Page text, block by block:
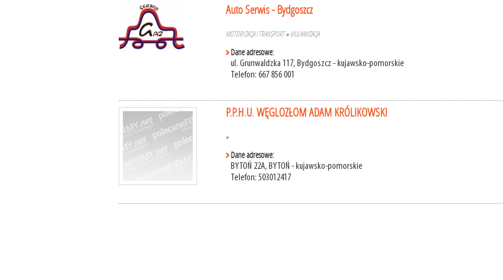
Auto Serwis - Bydgoszcz
MOTORYZACJA I TRANSPORT» WULKANIZACJA
Dane adresowe:
ul. Grunwaldzka 117, Bydgoszcz - kujawsko-pomorskie
Telefon: 667 856 001
P.P.H.U. WĘGLOZŁOM ADAM KRÓLIKOWSKI
»
Dane adresowe:
BYTOŃ 22A, BYTOŃ - kujawsko-pomorskie
Telefon: 503012417